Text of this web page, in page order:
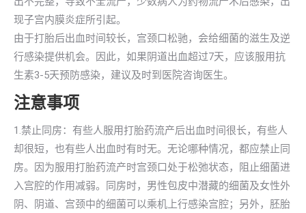
现子宫内膜炎症所引起。
由于打胎后出血时间较长，宫颈口松驰，会给细菌的滋生及逆
行感染提供机会。因此，如果阴道出血超过7天，应该服用抗
生素3-5天预防感染，建议及时到医院咨询医生。
注意事项
1.禁止同房：有些人服用打胎药流产后出血时间很长，有些人
却很短，也有些人出血时有时无。无论哪种情况，都应禁止同
房。因为服用打胎药流产时宫颈口处于松弛状态，阻止细菌进
入宫腔的作用减弱。同房时，男性包皮中潜藏的细菌及女性外
阴、阴道、宫颈中的细菌可以乘机上行感染宫腔；另外，胚胎